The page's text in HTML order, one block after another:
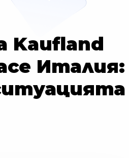
Kaufland
Италия: